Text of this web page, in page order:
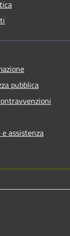
pubblica
assistenza